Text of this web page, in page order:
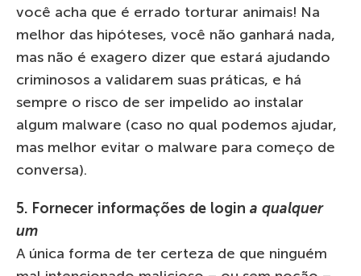
você acha que é errado torturar animais! Na
melhor das hipóteses, você não ganhará nada,
mas não é exagero dizer que estará ajudando
criminosos a validarem suas práticas, e há
sempre o risco de ser impelido ao instalar
algum malware (caso no qual podemos ajudar,
mas melhor evitar o malware para começo de
conversa).
5. Fornecer informações de login a qualquer
um
A única forma de ter certeza de que ninguém